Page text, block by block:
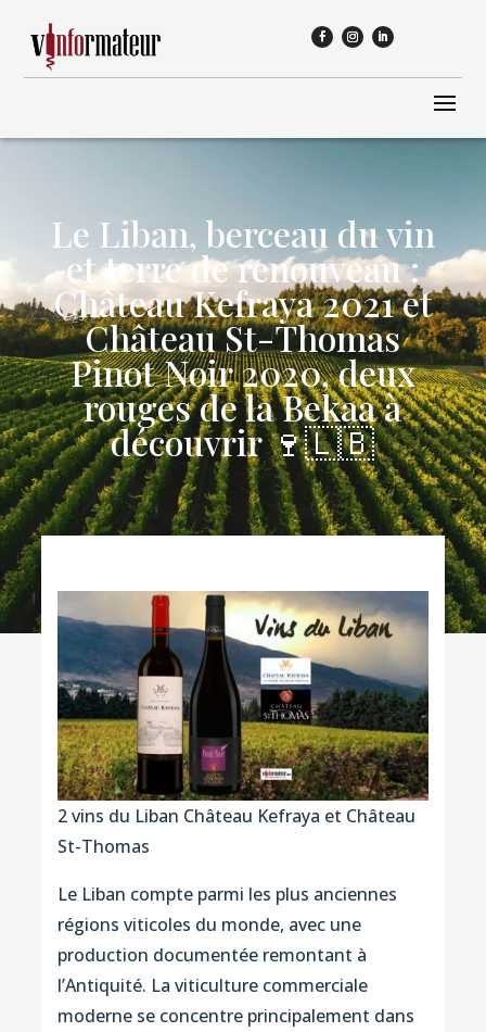
Le Liban, berceau du vin
et terre de renouveau :
Château Kefraya 2021 et
Château St-Thomas
Pinot Noir 2020, deux
rouges de la Bekaa à
découvrir 🍷🇱🇧
2 vins du Liban Château Kefraya et Château
St-Thomas
Le Liban compte parmi les plus anciennes
régions viticoles du monde, avec une
production documentée remontant à
l’Antiquité. La viticulture commerciale
moderne se concentre principalement dans